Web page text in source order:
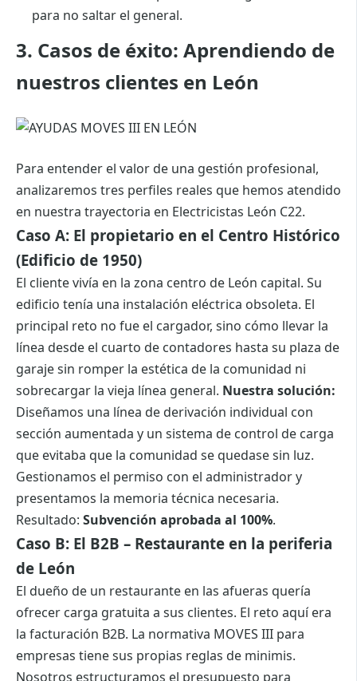
para no saltar el general.
3. Casos de éxito: Aprendiendo de
nuestros clientes en León
Para entender el valor de una gestión profesional,
analizaremos tres perfiles reales que hemos atendido
en nuestra trayectoria en Electricistas León C22.
Caso A: El propietario en el Centro Histórico
(Edificio de 1950)
El cliente vivía en la zona centro de León capital. Su
edificio tenía una instalación eléctrica obsoleta. El
principal reto no fue el cargador, sino cómo llevar la
línea desde el cuarto de contadores hasta su plaza de
garaje sin romper la estética de la comunidad ni
sobrecargar la vieja línea general. Nuestra solución:
Diseñamos una línea de derivación individual con
sección aumentada y un sistema de control de carga
que evitaba que la comunidad se quedase sin luz.
Gestionamos el permiso con el administrador y
presentamos la memoria técnica necesaria.
Resultado: Subvención aprobada al 100%.
Caso B: El B2B – Restaurante en la periferia
de León
El dueño de un restaurante en las afueras quería
ofrecer carga gratuita a sus clientes. El reto aquí era
la facturación B2B. La normativa MOVES III para
empresas tiene sus propias reglas de minimis.
Nosotros estructuramos el presupuesto para